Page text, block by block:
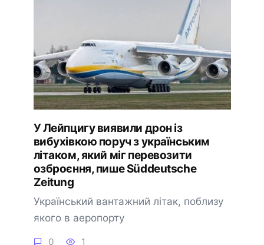
У Лейпцигу виявили дрон із
вибухівкою поруч з українським
літаком, який міг перевозити
озброєння, пише Süddeutsche
Zeitung
Український вантажний літак, поблизу
якого в аеропорту
0 1